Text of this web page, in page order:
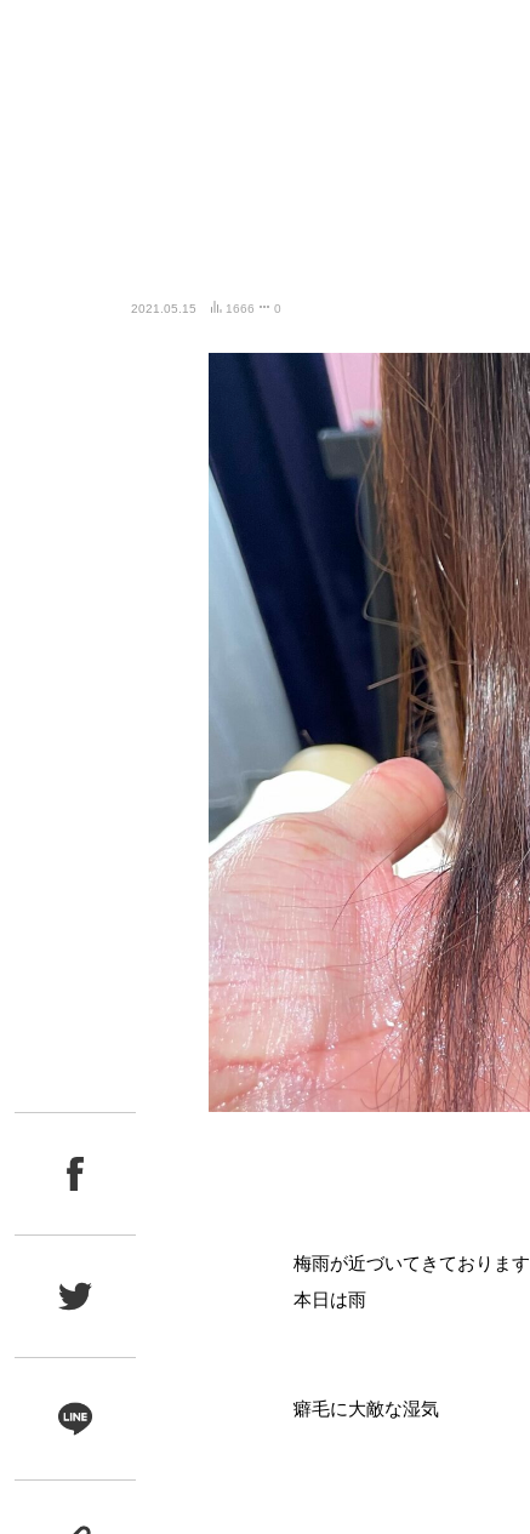
2021.05.15 1666 0
梅雨が近づいてきております
本日は雨
癖毛に大敵な湿気